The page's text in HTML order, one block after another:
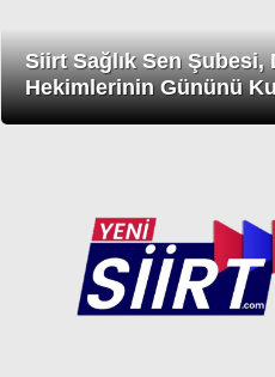
Siirt Sağlık Sen Şubesi,
Hekimlerinin Gününü